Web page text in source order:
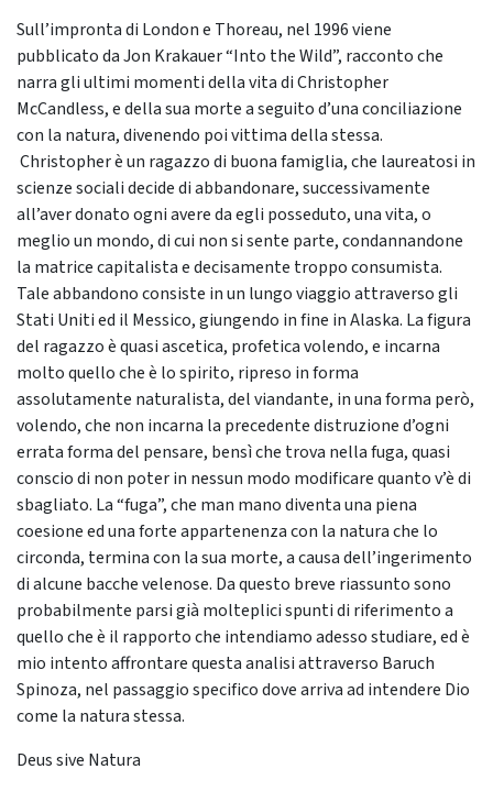
Sull’impronta di London e Thoreau, nel 1996 viene
pubblicato da Jon Krakauer “Into the Wild”, racconto che
narra gli ultimi momenti della vita di Christopher
McCandless, e della sua morte a seguito d’una conciliazione
con la natura, divenendo poi vittima della stessa.
Christopher è un ragazzo di buona famiglia, che laureatosi in
scienze sociali decide di abbandonare, successivamente
all’aver donato ogni avere da egli posseduto, una vita, o
meglio un mondo, di cui non si sente parte, condannandone
la matrice capitalista e decisamente troppo consumista.
Tale abbandono consiste in un lungo viaggio attraverso gli
Stati Uniti ed il Messico, giungendo in fine in Alaska. La figura
del ragazzo è quasi ascetica, profetica volendo, e incarna
molto quello che è lo spirito, ripreso in forma
assolutamente naturalista, del viandante, in una forma però,
volendo, che non incarna la precedente distruzione d’ogni
errata forma del pensare, bensì che trova nella fuga, quasi
conscio di non poter in nessun modo modificare quanto v’è di
sbagliato. La “fuga”, che man mano diventa una piena
coesione ed una forte appartenenza con la natura che lo
circonda, termina con la sua morte, a causa dell’ingerimento
di alcune bacche velenose. Da questo breve riassunto sono
probabilmente parsi già molteplici spunti di riferimento a
quello che è il rapporto che intendiamo adesso studiare, ed è
mio intento affrontare questa analisi attraverso Baruch
Spinoza, nel passaggio specifico dove arriva ad intendere Dio
come la natura stessa.
Deus sive Natura